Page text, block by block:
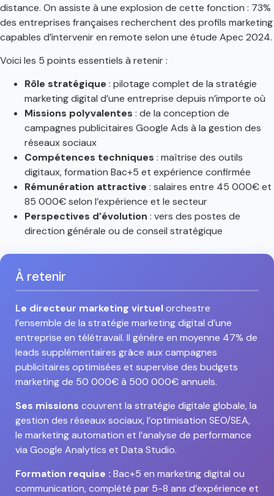
distance. On assiste à une explosion de cette fonction : 73%
des entreprises françaises recherchent des profils marketing
capables d’intervenir en remote selon une étude Apec 2024.
Voici les 5 points essentiels à retenir :
Rôle stratégique : pilotage complet de la stratégie
marketing digital d’une entreprise depuis n’importe où
Missions polyvalentes : de la conception de
campagnes publicitaires Google Ads à la gestion des
réseaux sociaux
Compétences techniques : maîtrise des outils
digitaux, formation Bac+5 et expérience confirmée
Rémunération attractive : salaires entre 45 000€ et
85 000€ selon l’expérience et le secteur
Perspectives d’évolution : vers des postes de
direction générale ou de conseil stratégique
À retenir
Le directeur marketing virtuelorchestre
l’ensemble de la stratégie marketing digital d’une
entreprise en télétravail. Il génère en moyenne 47% de
leads supplémentaires grâce aux campagnes
publicitaires optimisées et supervise des budgets
marketing de 50 000€ à 500 000€ annuels.
Ses missions couvrent la stratégie digitale globale, la
gestion des réseaux sociaux, l’optimisation SEO/SEA,
le marketing automation et l’analyse de performance
via Google Analytics et Data Studio.
Formation requise : Bac+5 en marketing digital ou
communication, complété par 5-8 ans d’expérience et